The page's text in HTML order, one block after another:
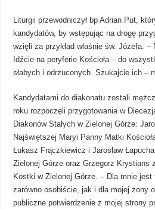
Liturgii przewodniczył bp Adrian Put,
kandydatów, by wstępując na drogę
wzięli za przykład właśnie św. Józefa. –
Idźcie na peryferie Kościoła – do
słabych i odrzuconych. Szukajcie ich –
Kandydatami do diakonatu zostali
roku rozpoczęli przygotowania w
Diakonów Stałych w Zielonej Górze:
Najświętszej Maryi Panny Matki
Łukasz Frączkiewicz i Jarosław
Zielonej Górze oraz Grzegorz Krystians
Kostki w Zielonej Górze. – Dla mnie
zarówno osobiście, jak i dla mojej żony
publiczne potwierdzenie z mojej strony